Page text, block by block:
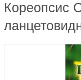
Кореопсис